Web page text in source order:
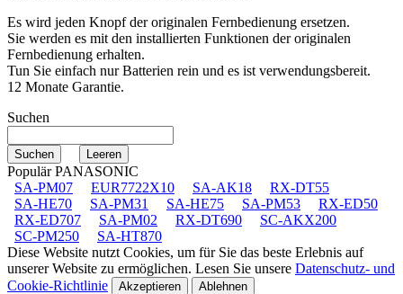
Es wird jeden Knopf der originalen Fernbedienung ersetzen.
Sie werden es mit den installierten Funktionen der originalen
Fernbedienung erhalten.
Tun Sie einfach nur Batterien rein und es ist verwendungsbereit.
12 Monate Garantie.
Suchen
Populär PANASONIC
SA-PM07
EUR7722X10 SA-AK18
RX-DT55
SA-HE70
SA-PM31 SA-HE75 SA-PM53
RX-ED50
RX-ED707
SA-PM02 RX-DT690
SC-AKX200
SC-PM250
SA-HT870
Diese Website nutzt Cookies, um für Sie das beste Erlebnis auf
unserer Website zu ermöglichen. Lesen Sie unsere Datenschutz- und
Cookie-Richtlinie
Akzeptieren Ablehnen